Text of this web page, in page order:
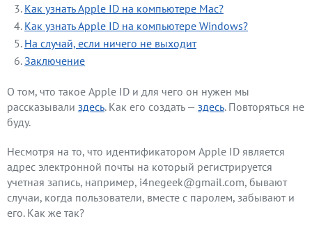
Как узнать Apple ID на компьютере Mac?
Как узнать Apple ID на компьютере Windows?
На случай, если ничего не выходит
Заключение
О том, что такое Apple ID и для чего он нужен мы
рассказывали здесь. Как его создать — здесь. Повторяться не
буду.
Несмотря на то, что идентификатором Apple ID является
адрес электронной почты на который регистрируется
учетная запись, например, i4negeek@gmail.com, бывают
случаи, когда пользователи, вместе с паролем, забывают и
его. Как же так?